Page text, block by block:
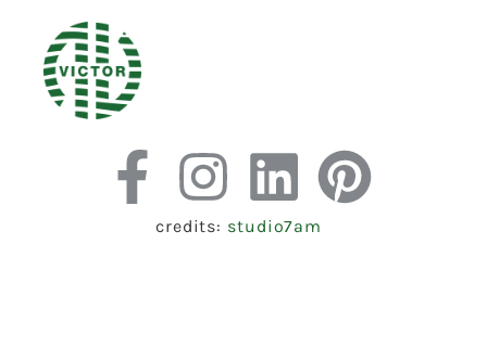
credits: studio7am